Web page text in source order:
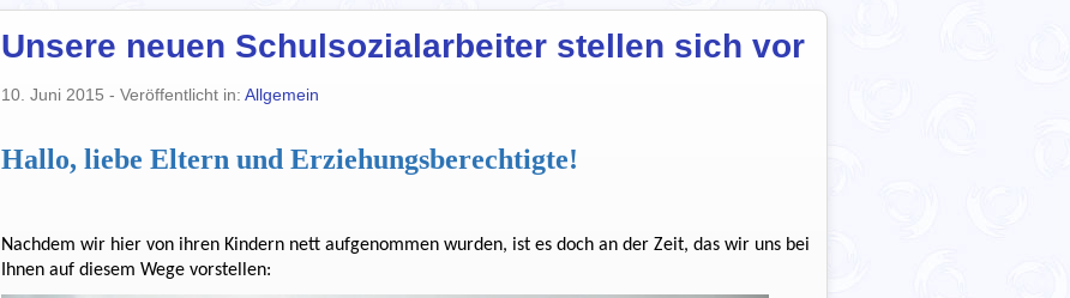
Unsere neuen Schulsozialarbeiter stellen sich vor
10. Juni 2015 - Veröffentlicht in: Allgemein
Hallo, liebe Eltern und Erziehungsberechtigte!
Nachdem wir hier von ihren Kindern nett aufgenommen wurden, ist es doch an der Zeit, das wir uns bei
Ihnen auf diesem Wege vorstellen: